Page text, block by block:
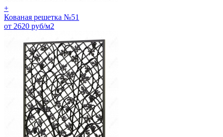
+
Кованая решетка №51
от 2620 руб/м2